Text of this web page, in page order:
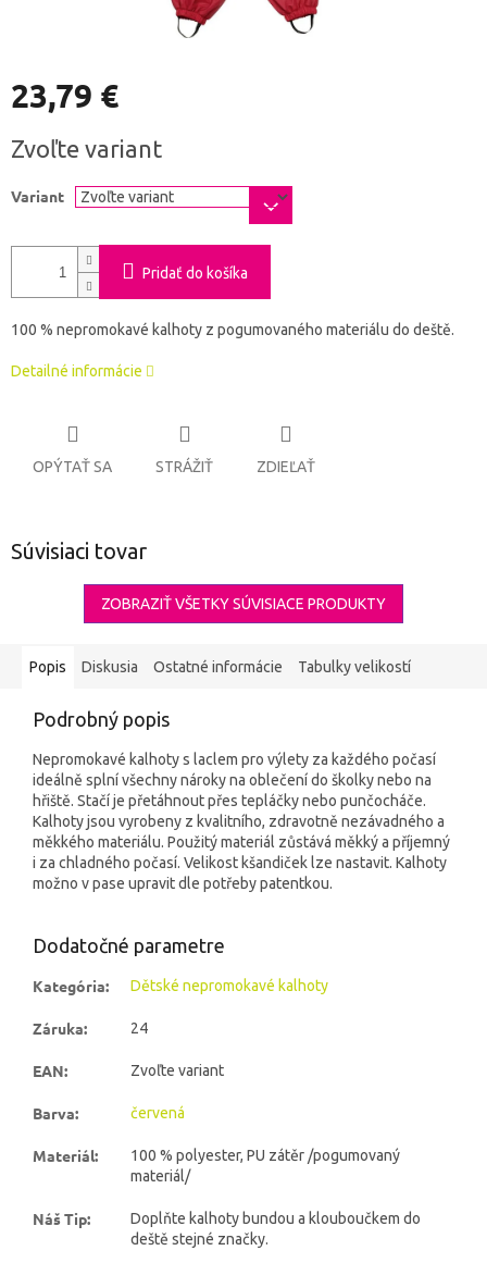
23,79 €
cena:
Zvoľte variant
Variant
Pridať do košíka
100 % nepromokavé kalhoty z pogumovaného materiálu do deště.
Detailné informácie
OPÝTAŤ SA STRÁŽIŤ ZDIEĽAŤ
Súvisiaci tovar
ZOBRAZIŤ VŠETKY SÚVISIACE PRODUKTY
Popis Diskusia Ostatné informácie Tabulky velikostí
Podrobný popis
Nepromokavé kalhoty s laclem pro výlety za každého počasí
ideálně splní všechny nároky na oblečení do školky nebo na
hřiště. Stačí je přetáhnout přes tepláčky nebo punčocháče.
Kalhoty jsou vyrobeny z kvalitního, zdravotně nezávadného a
měkkého materiálu. Použitý materiál zůstává měkký a příjemný
i za chladného počasí. Velikost kšandiček lze nastavit. Kalhoty
možno v pase upravit dle potřeby patentkou.
Dodatočné parametre
Kategória: Dětské nepromokavé kalhoty
Záruka: 24
EAN: Zvoľte variant
Barva: červená
Materiál:
100 % polyester, PU zátěr /pogumovaný
materiál/
Náš Tip:
Doplňte kalhoty bundou a klouboučkem do
deště stejné značky.